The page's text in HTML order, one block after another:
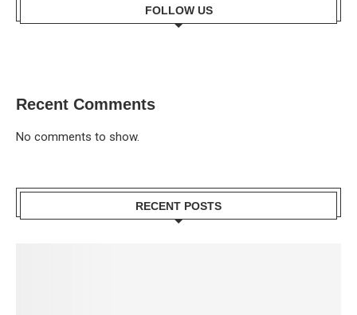
FOLLOW US
Recent Comments
No comments to show.
RECENT POSTS